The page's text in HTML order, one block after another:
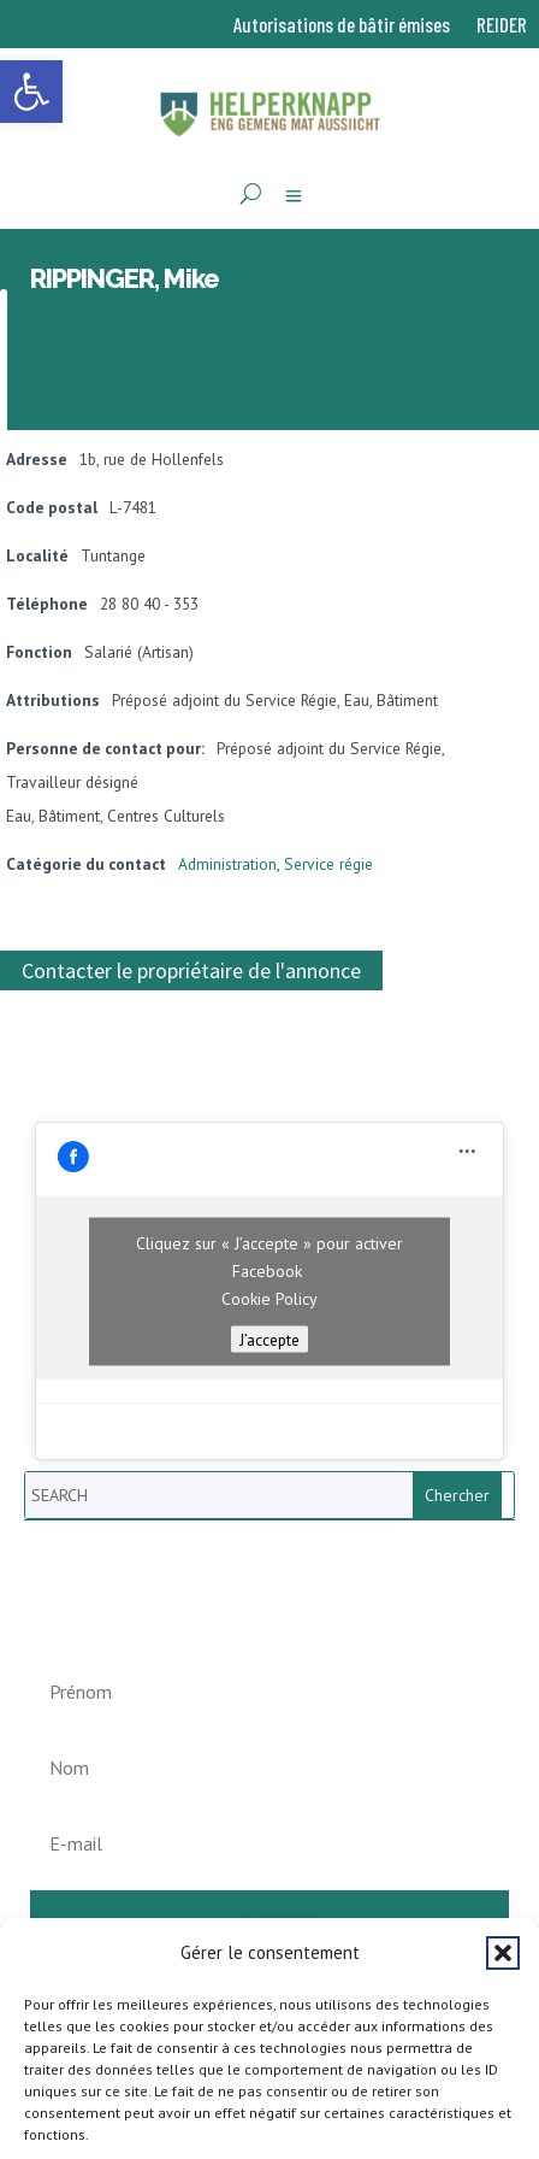
Ouvrir la barre d’outils
Gérer le consentement
Pour offrir les meilleures expériences, nous utilisons des technologies
telles que les cookies pour stocker et/ou accéder aux informations des
appareils. Le fait de consentir à ces technologies nous permettra de
traiter des données telles que le comportement de navigation ou les ID
uniques sur ce site. Le fait de ne pas consentir ou de retirer son
consentement peut avoir un effet négatif sur certaines caractéristiques et
fonctions.
Autorisations de bâtir émises REIDER
RIPPINGER, Mike
Adresse 1b, rue de Hollenfels
Code postal L-7481
Localité Tuntange
Téléphone 28 80 40 - 353
Fonction Salarié (Artisan)
Attributions Préposé adjoint du Service Régie, Eau, Bâtiment
Personne de contact pour: Préposé adjoint du Service Régie,
Travailleur désigné
Eau, Bâtiment, Centres Culturels
Catégorie du contact Administration, Service régie
Contacter le propriétaire de l'annonce
Cliquez sur « J’accepte » pour activer
Facebook
Cookie Policy
J’accepte
Search
S'abonner